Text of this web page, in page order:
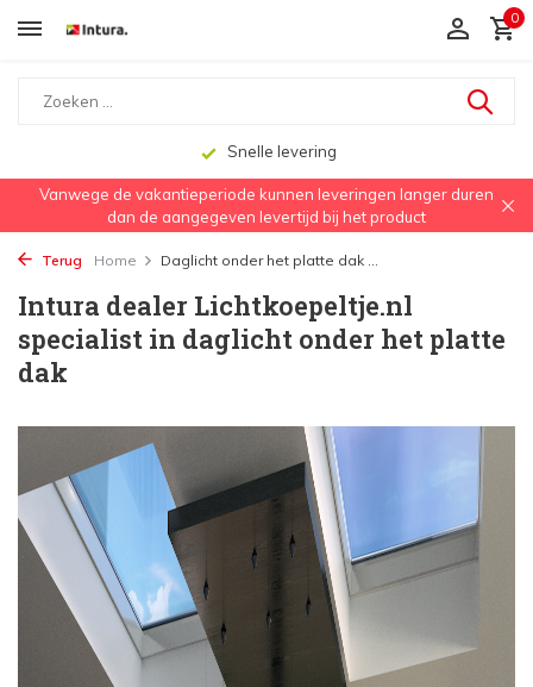
0
Snelle levering
Vanwege de vakantieperiode kunnen leveringen langer duren
dan de aangegeven levertijd bij het product
Terug Home Daglicht onder het platte dak ...
Intura dealer Lichtkoepeltje.nl
specialist in daglicht onder het platte
dak